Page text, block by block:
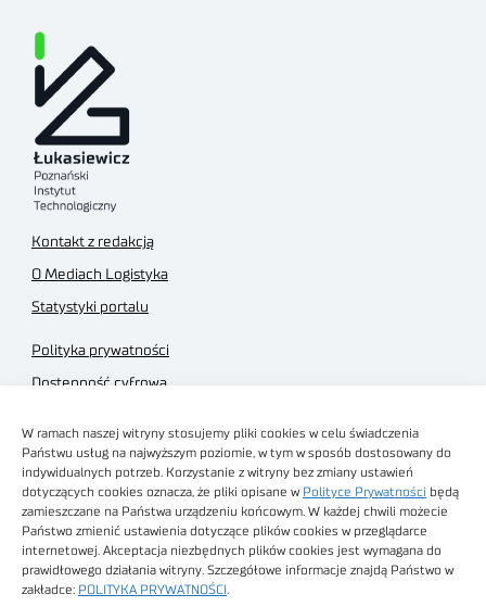
W ramach naszej witryny stosujemy pliki cookies w celu świadczenia
Państwu usług na najwyższym poziomie, w tym w sposób dostosowany do
indywidualnych potrzeb. Korzystanie z witryny bez zmiany ustawień
dotyczących cookies oznacza, że pliki opisane w Polityce Prywatności będą
zamieszczane na Państwa urządzeniu końcowym. W każdej chwili możecie
Państwo zmienić ustawienia dotyczące plików cookies w przeglądarce
internetowej. Akceptacja niezbędnych plików cookies jest wymagana do
prawidłowego działania witryny. Szczegółowe informacje znajdą Państwo w
zakładce: POLITYKA PRYWATNOŚCI
Kontakt z redakcją
O Mediach Logistyka
Statystyki portalu
Polityka prywatności
Dostępność cyfrowa
Regulamin sklepu
Obrazy stockowe
autorstwa